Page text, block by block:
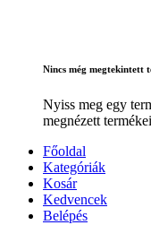
Nincs még megtekintett
Nyiss meg egy
megnézett
Főoldal
Kategóriák
Kosár
Kedvencek
Belépés